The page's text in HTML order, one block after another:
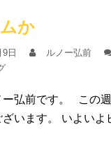
か
日 ルノー弘前
弘前です。 この
います。 いよい